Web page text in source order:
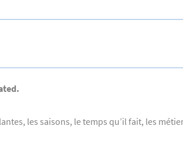
les saisons, le temps qu’il fait, les